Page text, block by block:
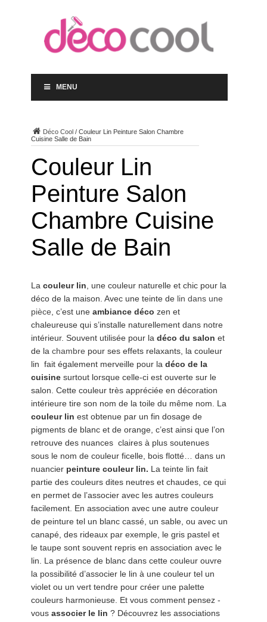
MENU
Déco Cool/ Couleur Lin Peinture Salon Chambre
Cuisine Salle de Bain
Couleur Lin
Peinture Salon
Chambre Cuisine
Salle de Bain
La couleur lin , une couleur naturelle et chic pour la
déco de la maison. Avec une teinte de lin dans une
pièce , c’est une ambiance déco zen et
chaleureuse qui s’installe naturellement dans notre
intérieur. Souvent utilisée pour la déco du salon et
de la chambre pour ses effets relaxants, la couleur
lin fait également merveille pour la déco de la
cuisinesurtout lorsque celle-ci est ouverte sur le
salon. Cette couleur très appréciée en décoration
intérieure tire son nom de la toile du même nom. La
couleur lin est obtenue par un fin dosage de
pigments de blanc et de orange, c’est ainsi que l’on
retrouve des nuances claires à plus soutenues
sous le nom de couleur ficelle, bois flotté… dans un
nuancier peinture couleur lin. La teinte lin fait
partie des couleurs dites neutres et chaudes, ce qui
en permet de l’associer avec les autres couleurs
facilement. En association avec une autre couleur
de peinture tel un blanc cassé, un sable, ou avec un
canapé, des rideaux par exemple, le gris pastel et
le taupe sont souvent repris en association avec le
lin. La présence de blanc dans cette couleur ouvre
la possibilité d’associer le lin à une couleur tel un
violet ou un vert tendre pour créer une palette
couleurs harmonieuse. Et vous comment pensez -
vous associer le lin ? Découvrez les associations